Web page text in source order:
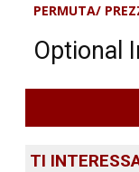
PERMUTA/
Optional
TI